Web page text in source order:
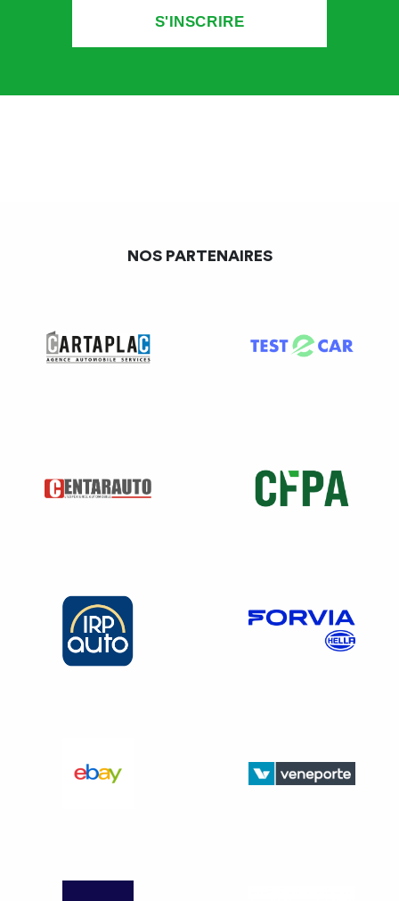
NOS PARTENAIRES